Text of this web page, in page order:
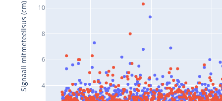
4
6
8
10
Signaali mitmeteelisus (cm)